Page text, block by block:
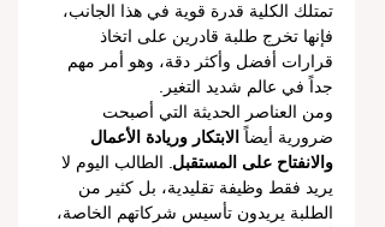
تمتلك الكلية قدرة قوية في هذا الجانب،
فإنها تخرج طلبة قادرين على اتخاذ
قرارات أفضل وأكثر دقة، وهو أمر مهم
جداً في عالم شديد التغير.
ومن العناصر الحديثة التي أصبحت
ضرورية أيضاً الابتكار وريادة الأعمال
والانفتاح على المستقبل . الطالب اليوم لا
يريد فقط وظيفة تقليدية، بل كثير من
الطلبة يريدون تأسيس شركاتهم الخاصة،